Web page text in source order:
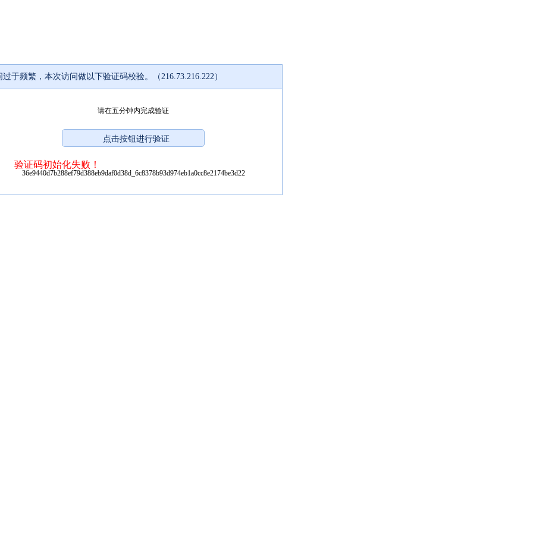
过于频繁，本次访问做以下验证码校验。（216.73.216.222）
请在五分钟内完成验证
验证码初始化失败！
36e9440d7b288ef79d388eb9daf0d38d_6c8378b93d974eb1a0cc8e2174be3d22